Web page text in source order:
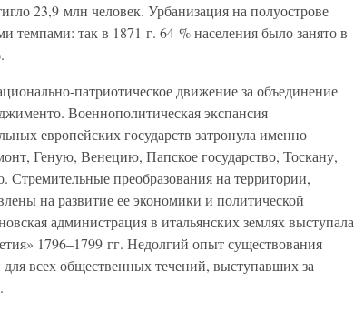
23,9 млн человек. Урбанизация на полуострове
темпами: так в 1871 г. 64 % населения было занято в
патриотическое движение за объединение
Военнополитическая экспансия
европейских государств затронула именно
Геную, Венецию, Папское государство, Тоскану,
Стремительные преобразования на территории,
на развитие ее экономики и политической
администрация в итальянских землях выступала
1796–1799 гг. Недолгий опыт существования
всех общественных течений, выступавших за